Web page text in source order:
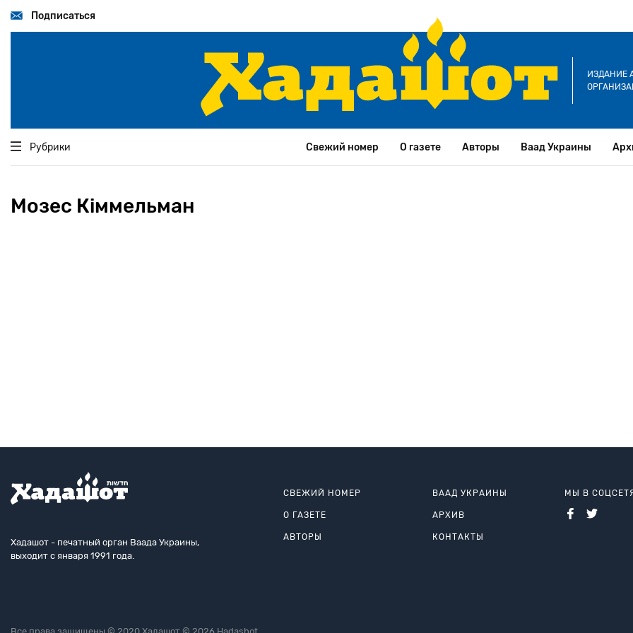
основномуПодписаться
ИЗДАНИЕ
Рубрики Свежий номер О газете Авторы Ваад Украины
Мозес Кіммельман
Хадашот - печатный орган Ваада Украины,
выходит с января 1991 года.
СВЕЖИЙ НОМЕР
О ГАЗЕТЕ
АВТОРЫ
ВААД УКРАИНЫ
АРХИВ
КОНТАКТЫ
МЫ В